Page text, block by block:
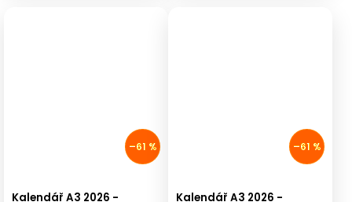
–61 %
Kalendář A3 2026 -
–61 %
Kalendář A3 2026 -